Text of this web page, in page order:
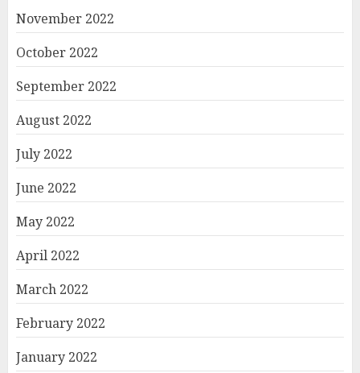
November 2022
October 2022
September 2022
August 2022
July 2022
June 2022
May 2022
April 2022
March 2022
February 2022
January 2022